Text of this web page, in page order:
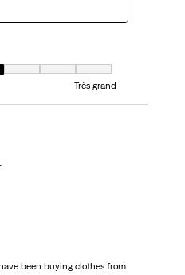
petit et 7 est égal à Très grand
Très grand
been buying clothes from